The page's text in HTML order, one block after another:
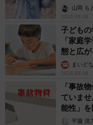
出し…
山岡 も
2026.08.06
子ども
「家庭
態と広
まいど
2026.08.06
「事故
ていま
能性」
平藤 清